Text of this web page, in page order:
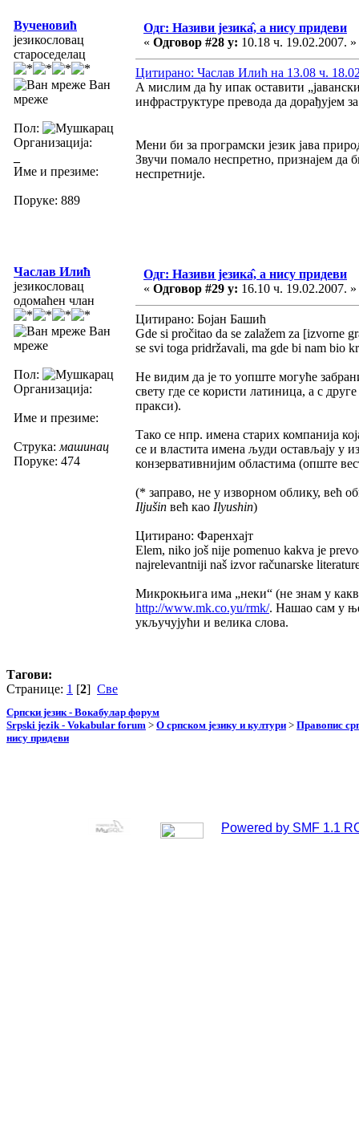
Вученовић
језикословац
староседелац
Ван
мреже
Пол:
Организација:
Име и презиме:
Поруке: 889
Одг: Називи језика̂, а нису придеви
« Одговор #28 у: 10.18 ч. 19.02.2007. »
Цитирано: Часлав Илић на 13.08 ч.
А мислим да ћу ипак оставити
инфраструктуре превода да дорађујем
Мени би за програмски језик јава
Звучи помало неспретно, признајем да
неспретније.
Часлав Илић
језикословац
одомаћен члан
Ван
мреже
Пол:
Организација:
Име и презиме:
Струка: машинац
Поруке: 474
Одг: Називи језика̂, а нису придеви
« Одговор #29 у: 16.10 ч. 19.02.2007. »
Цитирано: Бојан Башић
Gde si pročitao da se zalažem za [izvorne
se svi toga pridržavali, ma gde bi nam bio
Не видим да је то уопште могуће
свету где се користи латиница, а с
пракси).
Тако се нпр. имена старих компанија
се и властита имена људи остављају у
конзервативнијим областима (опште
(* заправо, не у изворном облику, већ
Iljušin већ као Ilyushin)
Цитирано: Фаренхајт
Elem, niko još nije pomenuo kakva je
najrelevantniji naš izvor računarske
Микрокњига има „неки“ (не знам у
http://www.mk.co.yu/rmk/. Нашао сам у
укључујући и велика слова.
Тагови:
Странице: 1 [2] Све
Српски језик - Вокабулар форум
Srpski jezik - Vokabular forum > О српском језику и култури > Правопис
нису придеви
Powered by SMF 1.1